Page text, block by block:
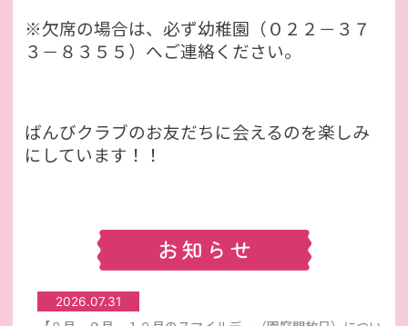
※欠席の場合は、必ず幼稚園（０２２－３７
３－８３５５）へご連絡ください。
ばんびクラブのお友だちに会えるのを楽しみ
にしています！！
2026.07.31